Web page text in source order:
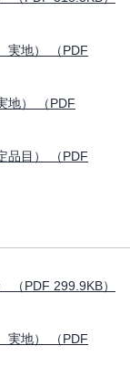
実地） （PDF
地） （PDF
品目） （PDF
（PDF 299.9KB）
実地） （PDF